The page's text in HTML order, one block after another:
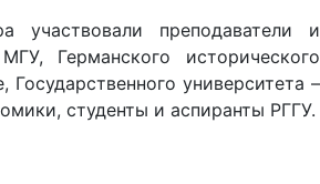
участвовали преподаватели и
Германского исторического
Государственного университета –
студенты и аспиранты РГГУ.